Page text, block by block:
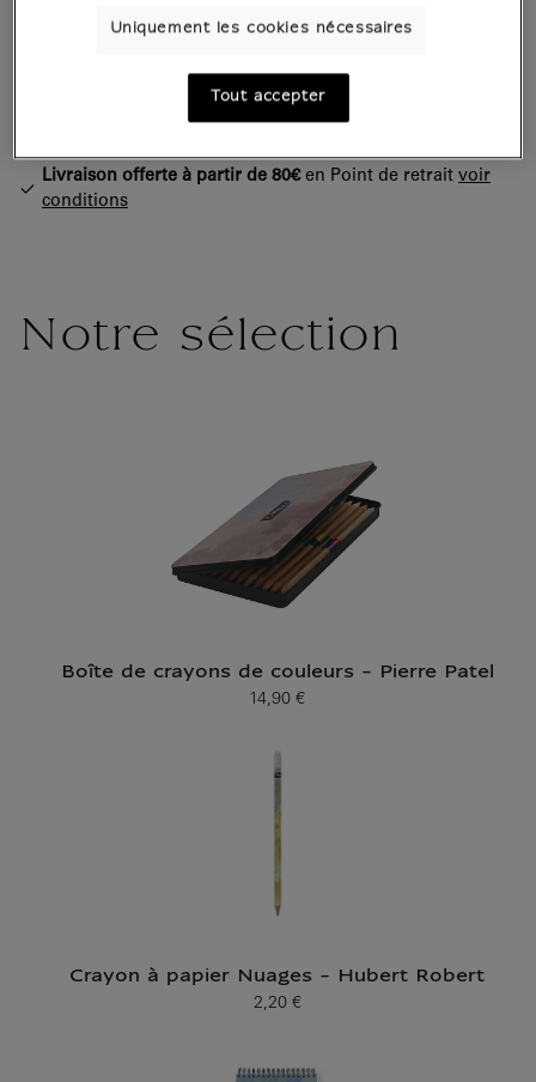
Boutique officielle
du musée du Louvre
Satisfait ou remboursé
sous 1 à 2 jours ouvrés selon le mode de
Livraison offerte à partir de 80€en Point de retrait voir
conditions
Notre sélection
Boîte de crayons de couleurs - Pierre Patel
Prix ​​actuel
14,90 €
Crayon à papier Nuages - Hubert Robert
Prix ​​actuel
2,20 €
Uniquement les cookies nécessaires
Tout accepter